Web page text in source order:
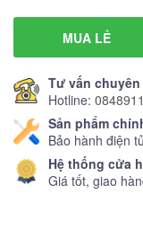
MUA LẺ
Tư vấn
Hotline:
Sản phẩm
Bảo hành điện
Hệ thống cửa
Giá tốt, giao